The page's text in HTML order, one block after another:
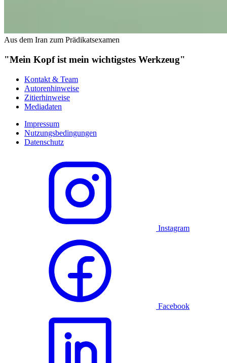
Aus dem Iran zum Prädikatsexamen
"Mein Kopf ist mein wichtigstes Werkzeug"
Kontakt & Team
Autorenhinweise
Zitierhinweise
Mediadaten
Impressum
Nutzungsbedingungen
Datenschutz
Instagram
Facebook